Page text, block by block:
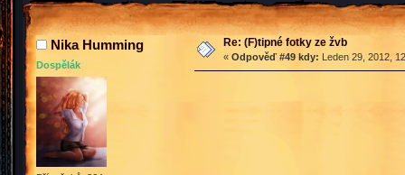
Nika Humming
Dospělák
Re: (F)tipné fotky ze žvb
« Odpověď #49 kdy: Leden 29, 2012,